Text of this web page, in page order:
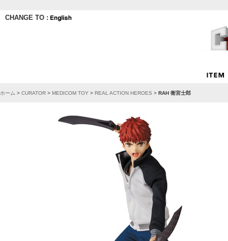
CHANGE TO :
ホーム > CURATOR > MEDICOM TOY > REAL ACTION HEROES > RAH 衛宮士郎